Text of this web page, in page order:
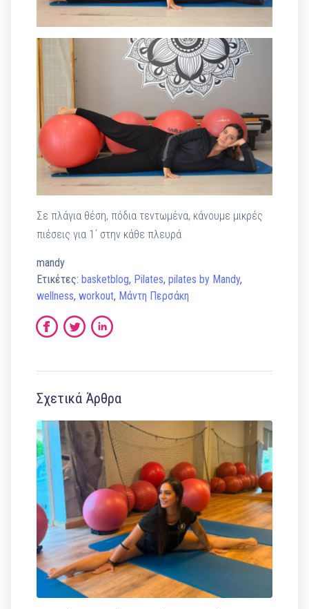
Σε πλάγια θέση, πόδια τεντωμένα, κάνουμε μικρές
πιέσεις για 1΄ στην κάθε πλευρά
mandy
Ετικέτες:basketblog, Pilates,pilates by Mandy,
wellness,workout, Μάντη Περσάκη
Σχετικά Άρθρα